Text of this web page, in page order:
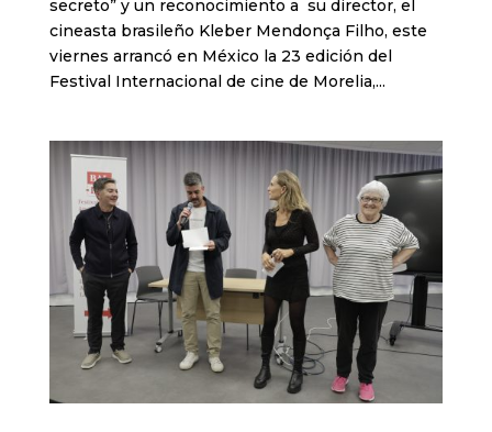
secreto” y un reconocimiento a su director, el
cineasta brasileño Kleber Mendonça Filho, este
viernes arrancó en México la 23 edición del
Festival Internacional de cine de Morelia,...